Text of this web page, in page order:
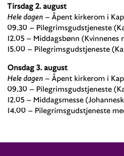
Tirsdag 2. august
Hele dagen – Åpent kirkerom i
09.30 – Pilegrimsgudstjeneste
12.05 – Middagsbønn (Kvinnenes
15.00 – Pilegrimsgudstjeneste
Onsdag 3. august
Hele dagen – Åpent kirkerom i
09.30 – Pilegrimsgudstjeneste
12.05 – Middagsmesse
14.00 – Pilegrimsgudstjeneste